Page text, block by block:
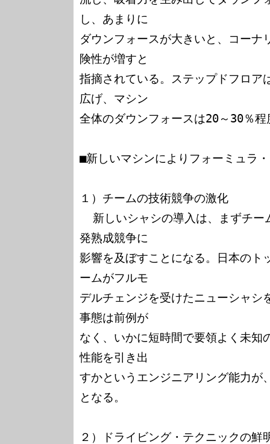
し、あまりに
ダウンフォースが大きいと、コーナ
険性が増すと
指摘されている。ステップドフロア
広げ、マシン
全体のダウンフォースは20～30％
■新しいマシンによりフォーミュラ
１）チームの技術競争の激化
発熟成競争に
影響を及ぼすことになる。日本のト
ームがフルモ
デルチェンジを受けたニューシャシ
事態は前例が
なく、いかに短時間で要領よく未知
性能を引き出
すかというエンジニアリング能力が
となる。
２）ドライビング・テクニックの鮮